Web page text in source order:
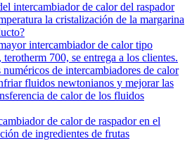
intercambiador de calor del raspador
la cristalización de la margarina
intercambiador de calor tipo
700, se entrega a los clientes.
de intercambiadores de calor
fluidos newtonianos y mejorar las
de calor de los fluidos
de calor de raspador en el
de ingredientes de frutas